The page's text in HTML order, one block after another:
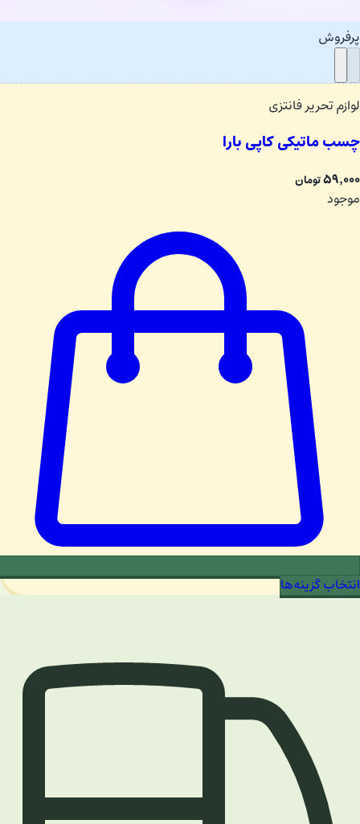
پرفروش
لوازم تحریر فانتزی
چسب ماتیکی کاپی بارا
۵۹٬۰۰۰تومان
موجود
انتخاب گزینه‌ها